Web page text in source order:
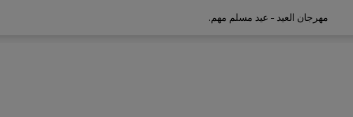
مهرجان العيد - عيد مسلم مهم.